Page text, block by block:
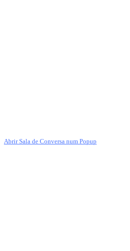
Abrir Sala de Conversa num Popup